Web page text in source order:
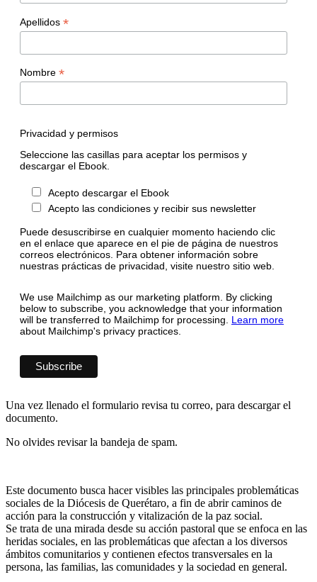
Apellidos *
Nombre *
Privacidad y permisos
Seleccione las casillas para aceptar los permisos y
descargar el Ebook.
Acepto descargar el Ebook
Acepto las condiciones y recibir sus newsletter
Puede desuscribirse en cualquier momento haciendo clic
en el enlace que aparece en el pie de página de nuestros
correos electrónicos. Para obtener información sobre
nuestras prácticas de privacidad, visite nuestro sitio web.
We use Mailchimp as our marketing platform. By clicking
below to subscribe, you acknowledge that your information
will be transferred to Mailchimp for processing. Learn more
about Mailchimp's privacy practices.
Una vez llenado el formulario revisa tu correo, para descargar el
documento.
No olvides revisar la bandeja de spam.
Este documento busca hacer visibles las principales problemáticas
sociales de la Diócesis de Querétaro, a fin de abrir caminos de
acción para la construcción y vitalización de la paz social.
Se trata de una mirada desde su acción pastoral que se enfoca en las
heridas sociales, en las problemáticas que afectan a los diversos
ámbitos comunitarios y contienen efectos transversales en la
persona, las familias, las comunidades y la sociedad en general.